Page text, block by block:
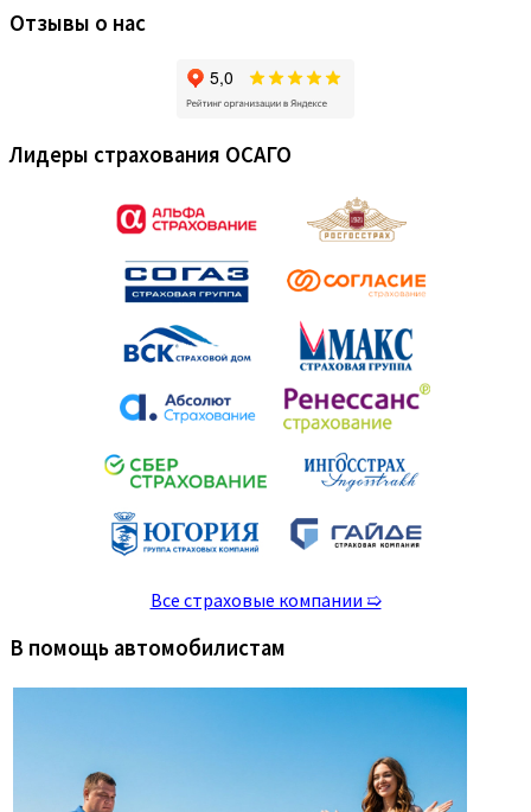
Отзывы о нас
Лидеры страхования ОСАГО
Все страховые компании ➯
В помощь автомобилистам